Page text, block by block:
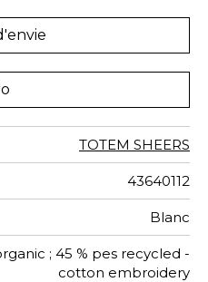
recyclé et coton
douceur au toucher.
TOTEM SHEERS
43640112
Blanc
; 45 % pes recycled -
cotton embroidery